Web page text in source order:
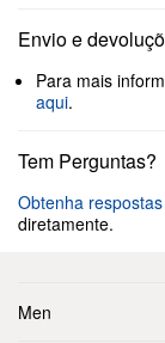
Envio e
Para mais
aqui.
Tem Perguntas?
Obtenha respostas
diretamente.
Men